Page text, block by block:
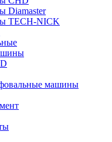
Diamaster
TECH-NICK
машины